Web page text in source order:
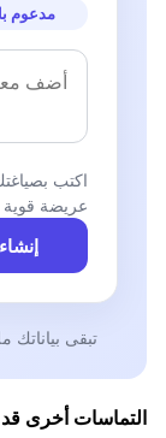
مدعوم
اكتب
عريضة قوية
تبقى بياناتك
التماسات أخرى